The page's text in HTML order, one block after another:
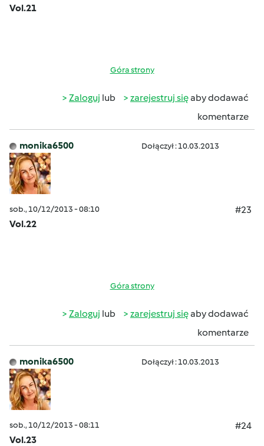
Vol.21
Góra strony
Zaloguj lub zarejestruj sięaby dodawać
komentarze
monika6500 Dołączył : 10.03.2013
sob., 10/12/2013 - 08:10
#23
Vol.22
Góra strony
Zaloguj lub zarejestruj sięaby dodawać
komentarze
monika6500 Dołączył : 10.03.2013
sob., 10/12/2013 - 08:11
#24
Vol.23